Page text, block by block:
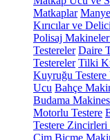
Matkaplar
Kırıcılar ve
Polisaj
Testereler Daire
Testereler Tilki
Kuyruğu Testere
Ucu Bahçe
Budama
Motorlu Testere
Testere Zincirleri
Çim Biçme